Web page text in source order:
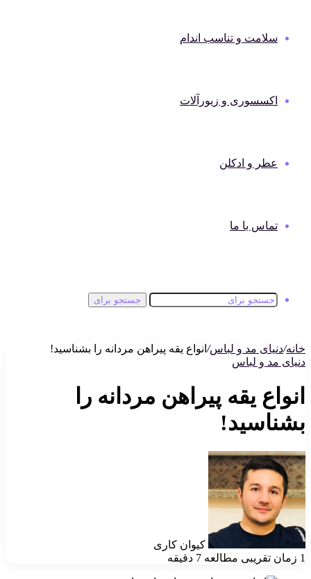
سلامت و تناسب اندام
اکسسوری و زیورآلات
عطر و ادکلن
تماس با ما
جستجو برای
خانه/دنیای مد و لباس/ انواع یقه پیراهن مردانه را بشناسید!
دنیای مد و لباس
انواع یقه پیراهن مردانه را
بشناسید!
کیوان کاری
1 زمان تقریبی مطالعه 7 دقیقه